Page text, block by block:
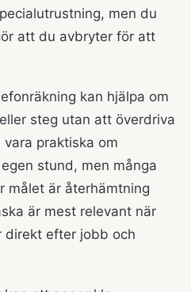
men du
att du avbryter för att
kan hjälpa om
steg utan att överdriva
praktiska om
stund, men många
målet är återhämtning
är mest relevant när
direkt efter jobb och